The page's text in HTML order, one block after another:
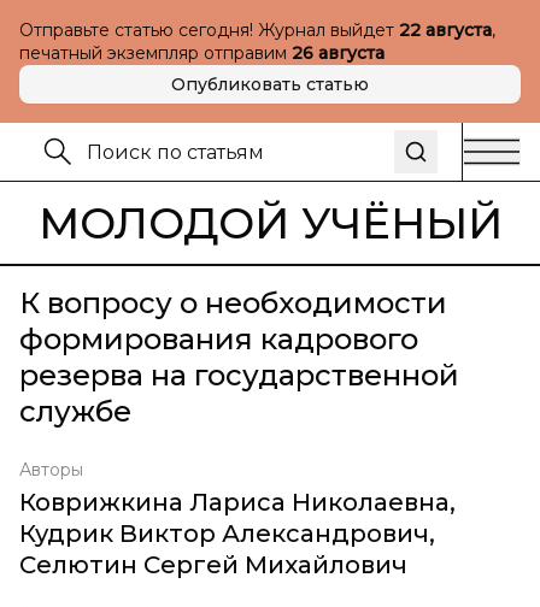
Отправьте статью сегодня! Журнал выйдет 22 августа,
печатный экземпляр отправим 26 августа
Опубликовать статью
МОЛОДОЙ УЧЁНЫЙ
К вопросу о необходимости
формирования кадрового
резерва на государственной
службе
Авторы
Коврижкина Лариса Николаевна,
Кудрик Виктор Александрович,
Селютин Сергей Михайлович